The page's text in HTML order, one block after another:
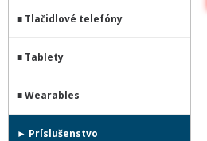
Tlačidlové telefóny
Tablety
Wearables
Príslušenstvo